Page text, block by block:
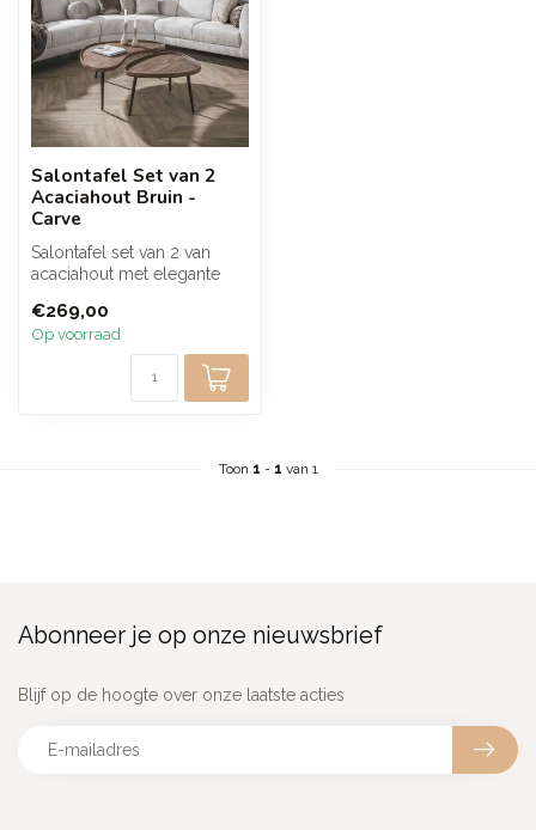
Salontafel Set van 2
Acaciahout Bruin -
Carve
Salontafel set van 2 van
acaciahout met elegante
warme ...
€269,00
Op voorraad
Toon 1 - 1 van 1
Abonneer je op onze nieuwsbrief
Blijf op de hoogte over onze laatste acties